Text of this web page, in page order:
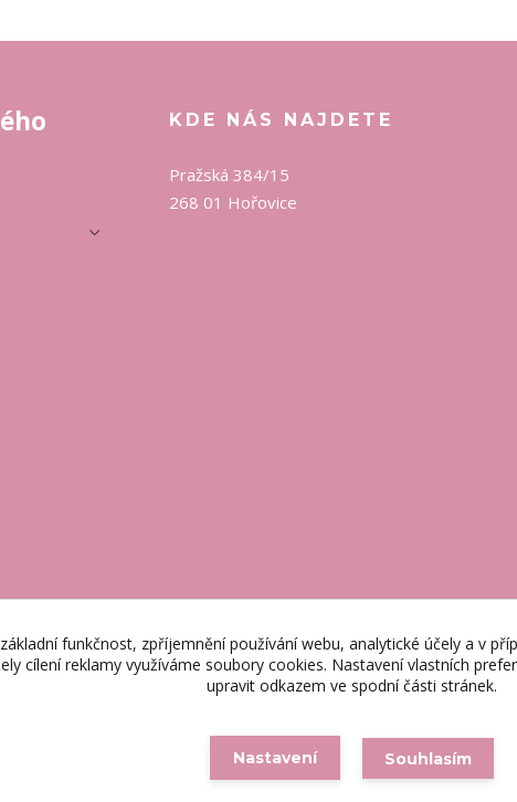
KDE NÁS NAJDETE
Pražská 384/15
268 01 Hořovice
funkčnost, zpříjemnění používání webu, analytické účely a v
cílení reklamy využíváme soubory cookies. Nastavení vlastních
upravit odkazem ve spodní části stránek.
Nastavení Souhlasím